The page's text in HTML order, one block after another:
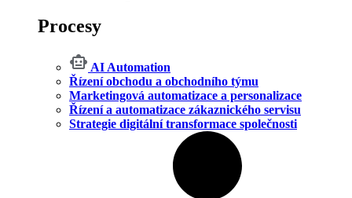
Procesy
AI Automation
Řízení obchodu a obchodního týmu
Marketingová automatizace a personalizace
Řízení a automatizace zákaznického servisu
Strategie digitální transformace společnosti